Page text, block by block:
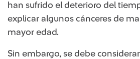
han sufrido el deterioro del
explicar algunos cánceres de
mayor edad.
Sin embargo, se debe